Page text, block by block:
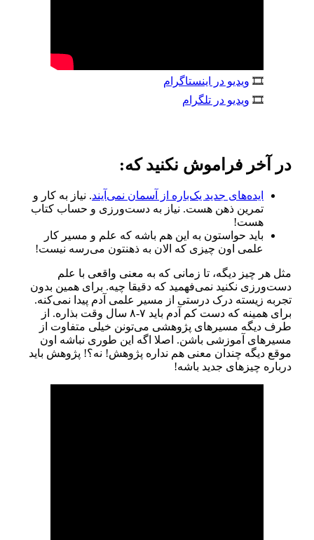
🎞 ویدیو در اینستاگرام
🎞 ویدیو در تلگرام
در آخر فراموش نکنید که:
ایده‌های جدید یک‌باره از آسمان نمی‌آیند. نیاز به کار و
تمرین ذهن هست. نیاز به دست‌ورزی و حساب کتاب
هست!
باید حواستون به این هم باشه که علم و مسیر کار
علمی اون چیزی که الان به ذهنتون می‌رسه نیست!
مثل هر چیز دیگه، تا زمانی که به معنی واقعی با علم
دست‌ورزی نکنید نمی‌فهمید که دقیقا چیه. برای همین بدون
تجربه زیسته درک درستی از مسیر علمی آدم پیدا نمی‌کنه.
برای همینه که دست کم آدم باید ۷-۸ سال وقت بذاره. از
طرف دیگه مسیرهای پژوهشی می‌تونن خیلی متفاوت از
مسیرهای آموزشی باشن. اصلا اگه این طوری نباشه اون
موقع دیگه چندان معنی هم نداره پژوهش! نه؟! پژوهش باید
درباره چیزهای جدید باشه!